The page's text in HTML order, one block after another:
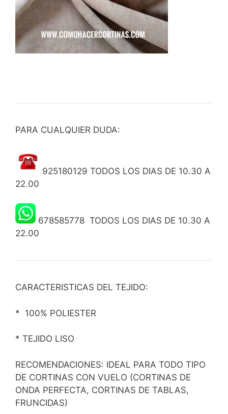
PARA CUALQUIER DUDA:
925180129 TODOS LOS DIAS DE 10.30 A
22.00
678585778 TODOS LOS DIAS DE 10.30 A
22.00
CARACTERISTICAS DEL TEJIDO:
* 100% POLIESTER
* TEJIDO LISO
RECOMENDACIONES: IDEAL PARA TODO TIPO
DE CORTINAS CON VUELO (CORTINAS DE
ONDA PERFECTA, CORTINAS DE TABLAS,
FRUNCIDAS)